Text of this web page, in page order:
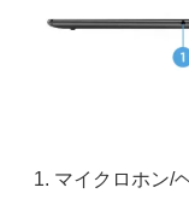
マイクロホン/